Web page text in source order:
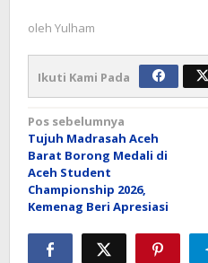
oleh Yulham
Ikuti Kami Pada
Navigasi
pos
Pos sebelumnya
Tujuh Madrasah Aceh
Barat Borong Medali di
Aceh Student
Championship 2026,
Kemenag Beri Apresiasi